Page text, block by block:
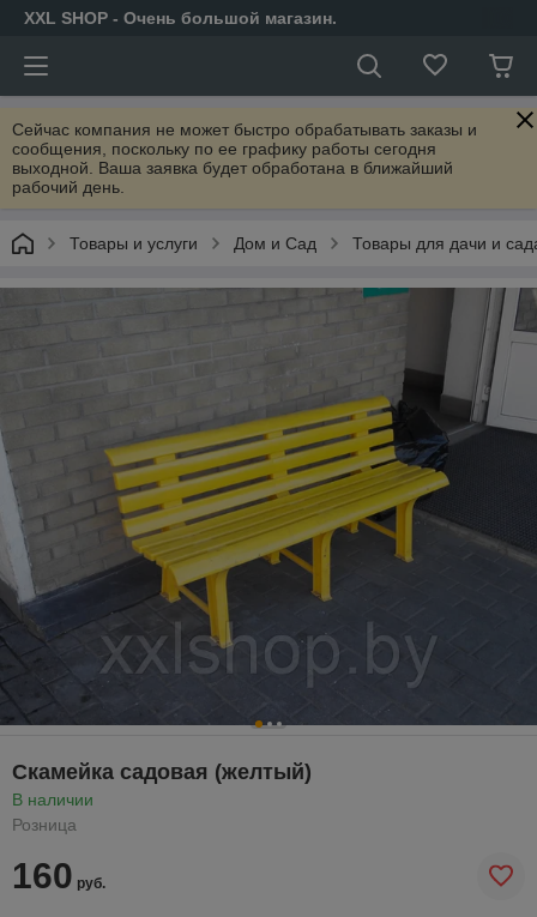
XXL SHOP - Очень большой магазин.
Сейчас компания не может быстро обрабатывать заказы и
сообщения, поскольку по ее графику работы сегодня
выходной. Ваша заявка будет обработана в ближайший
рабочий день.
Товары и услуги Дом и Сад Товары для дачи и
Скамейка садовая (желтый)
В наличии
Розница
160 руб.